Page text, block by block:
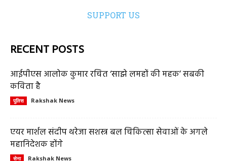
SUPPORT US
RECENT POSTS
आईपीएस आलोक कुमार रचित ‘साझे लमहों की महक’ सबकी
कविता है
पुलिस Rakshak News
एयर मार्शल संदीप थरेजा सशस्त्र बल चिकित्सा सेवाओं के अगले
महानिदेशक होंगे
सेना Rakshak News